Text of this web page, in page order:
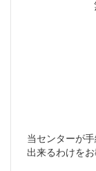
当センターが
出来るわけをお